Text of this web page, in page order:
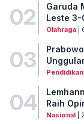
02
Garuda
Leste 3-
Olahraga|
03 Pendidikan
04
Raih
Nasional|